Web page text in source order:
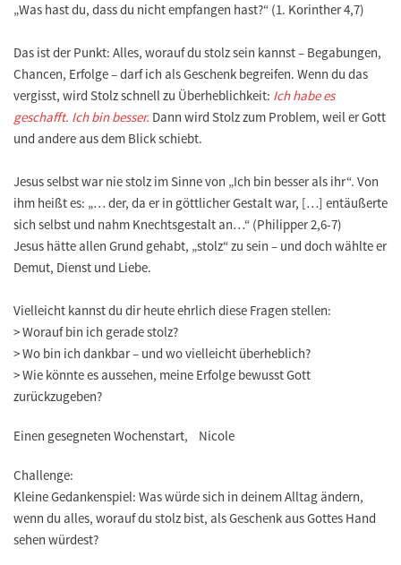
„Was hast du, dass du nicht empfangen hast?“ (1. Korinther 4,7)
Das ist der Punkt: Alles, worauf du stolz sein kannst – Begabungen,
Chancen, Erfolge – darf ich als Geschenk begreifen. Wenn du das
vergisst, wird Stolz schnell zu Überheblichkeit: Ich habe es
geschafft. Ich bin besser. Dann wird Stolz zum Problem, weil er Gott
und andere aus dem Blick schiebt.
Jesus selbst war nie stolz im Sinne von „Ich bin besser als ihr“. Von
ihm heißt es: „… der, da er in göttlicher Gestalt war, […] entäußerte
sich selbst und nahm Knechtsgestalt an…“ (Philipper 2,6-7)
Jesus hätte allen Grund gehabt, „stolz“ zu sein – und doch wählte er
Demut, Dienst und Liebe.
Vielleicht kannst du dir heute ehrlich diese Fragen stellen:
> Worauf bin ich gerade stolz?
> Wo bin ich dankbar – und wo vielleicht überheblich?
> Wie könnte es aussehen, meine Erfolge bewusst Gott
zurückzugeben?
Einen gesegneten Wochenstart, Nicole
Challenge:
Kleine Gedankenspiel: Was würde sich in deinem Alltag ändern,
wenn du alles, worauf du stolz bist, als Geschenk aus Gottes Hand
sehen würdest?